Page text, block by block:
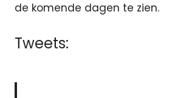
de komende dagen te zien.
Tweets: